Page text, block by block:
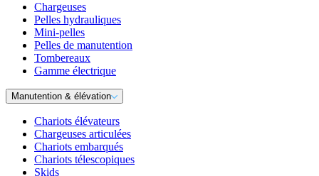
Chargeuses
Pelles hydrauliques
Mini-pelles
Pelles de manutention
Tombereaux
Gamme électrique
Manutention & élévation
Chariots élévateurs
Chargeuses articulées
Chariots embarqués
Chariots télescopiques
Skids